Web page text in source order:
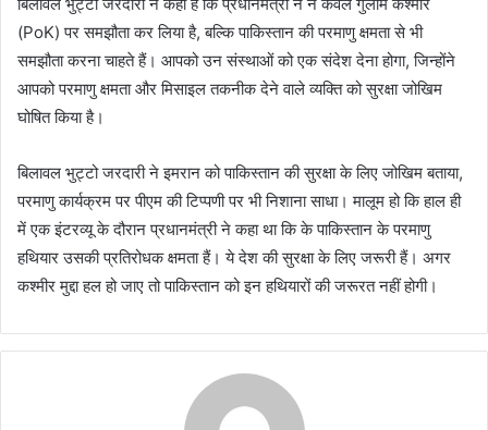
(PoK) पर समझौता कर लिया है, बल्कि पाकिस्तान की परमाणु क्षमता से भी
समझौता करना चाहते हैं। आपको उन संस्थाओं को एक संदेश देना होगा, जिन्होंने
आपको परमाणु क्षमता और मिसाइल तकनीक देने वाले व्यक्ति को सुरक्षा जोखिम
घोषित किया है।
बिलावल भुट्टो जरदारी ने इमरान को पाकिस्तान की सुरक्षा के लिए जोखिम बताया,
परमाणु कार्यक्रम पर पीएम की टिप्पणी पर भी निशाना साधा। मालूम हो कि हाल ही
में एक इंटरव्यू के दौरान प्रधानमंत्री ने कहा था कि के पाकिस्तान के परमाणु
हथियार उसकी प्रतिरोधक क्षमता हैं। ये देश की सुरक्षा के लिए जरूरी हैं। अगर
कश्मीर मुद्दा हल हो जाए तो पाकिस्तान को इन हथियारों की जरूरत नहीं होगी।